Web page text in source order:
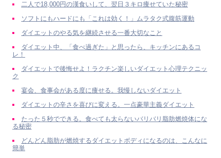
二人で18,000円の漢食いして、翌日３キロ痩せていた秘密
ソフトにもハードにも「これは効く！」ムラタク式腹筋運動
ダイエットのやる気を継続させる一番大切なこと
ダイエット中、「食べ過ぎた」と思ったら、キッチンにあるコ
レ！
ダイエットで後悔せよ！ラクチン楽しいダイエット心理テクニッ
ク
宴会、食事会がある度に痩せる。我慢しないダイエット
ダイエットの辛さを喜びに変える。一点豪華主義ダイエット
たった５秒でできる。食べても太らないバリバリ脂肪燃焼体にな
る秘密
どんどん脂肪が燃焼するダイエットボディになるのは、こんなに
簡単